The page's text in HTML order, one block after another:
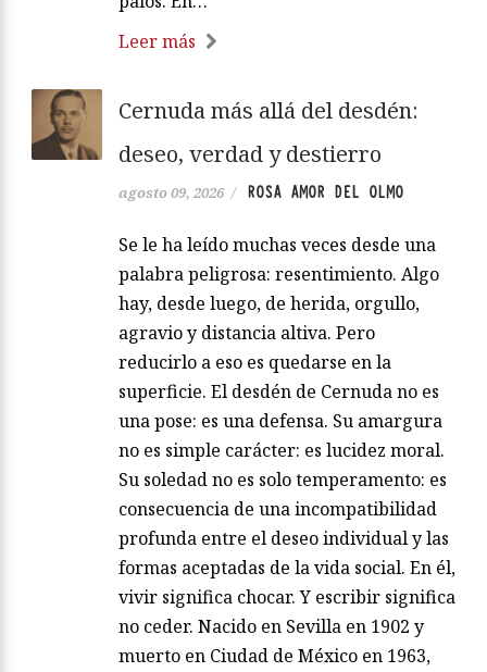
Leer más
Cernuda más allá del desdén:
deseo, verdad y destierro
agosto 09, 2026 / ROSA AMOR DEL OLMO
Se le ha leído muchas veces desde una
palabra peligrosa: resentimiento. Algo
hay, desde luego, de herida, orgullo,
agravio y distancia altiva. Pero
reducirlo a eso es quedarse en la
superficie. El desdén de Cernuda no es
una pose: es una defensa. Su amargura
no es simple carácter: es lucidez moral.
Su soledad no es solo temperamento: es
consecuencia de una incompatibilidad
profunda entre el deseo individual y las
formas aceptadas de la vida social. En él,
vivir significa chocar. Y escribir significa
no ceder. Nacido en Sevilla en 1902 y
muerto en Ciudad de México en 1963,